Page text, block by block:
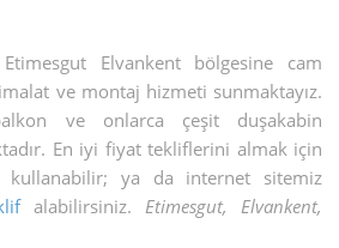
Elvankent bölgesine cam
ve montaj hizmeti sunmaktayız.
ve onlarca çeşit duşakabin
En iyi fiyat tekliflerini almak için
kullanabilir; ya da internet sitemiz
alabilirsiniz. Etimesgut, Elvankent,